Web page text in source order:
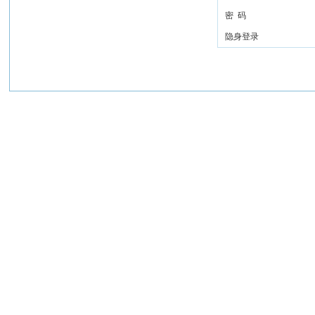
密 码
隐身登录